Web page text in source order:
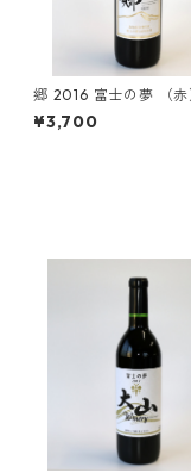
郷 2016 富士の夢 （赤
粧箱入〕
¥3,700